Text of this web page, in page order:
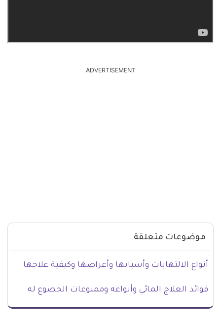
ADVERTISEMENT
موضوعات متعلقة
أنواع الالتهابات وأسبابها وأعراضها وكيفية علاجها
فوائد العلاج المائي وأنواعه وممنوعات الخضوع له